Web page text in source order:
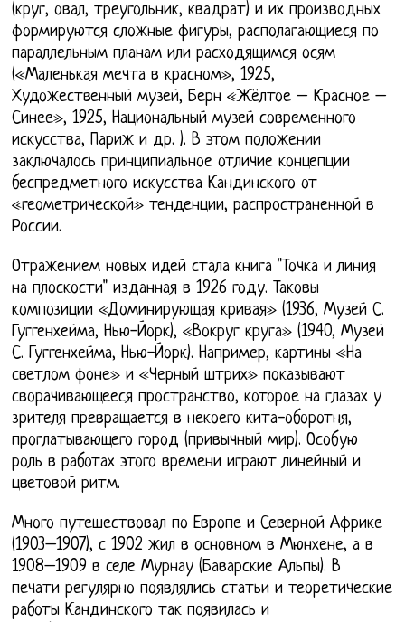
(круг, овал, треугольник, квадрат) и их производных
формируются сложные фигуры, располагающиеся по
параллельным планам или расходящимся осям
(«Маленькая мечта в красном», 1925,
Художественный музей, Берн «Жёлтое – Красное –
Синее», 1925, Национальный музей современного
искусства, Париж и др. ). В этом положении
заключалось принципиальное отличие концепции
беспредметного искусства Кандинского от
«геометрической» тенденции, распространенной в
России.
Отражением новых идей стала книга "Точка и линия
на плоскости" изданная в 1926 году. Таковы
композиции «Доминирующая кривая» (1936, Музей С.
Гуггенхейма, Нью-Йорк), «Вокруг круга» (1940, Музей
С. Гуггенхейма, Нью-Йорк). Например, картины «На
светлом фоне» и «Черный штрих» показывают
сворачивающееся пространство, которое на глазах у
зрителя превращается в некоего кита-оборотня,
проглатывающего город (привычный мир). Особую
роль в работах этого времени играют линейный и
цветовой ритм.
Много путешествовал по Европе и Северной Африке
(1903–1907), с 1902 жил в основном в Мюнхене, а в
1908–1909 в селе Мурнау (Баварские Альпы). В
печати регулярно появлялись статьи и теоретические
работы Кандинского так появилась и